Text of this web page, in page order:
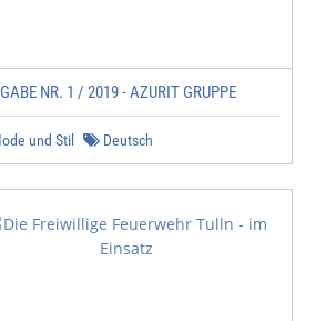
NR. 1 / 2019 - AZURIT GRUPPE
und Stil Deutsch